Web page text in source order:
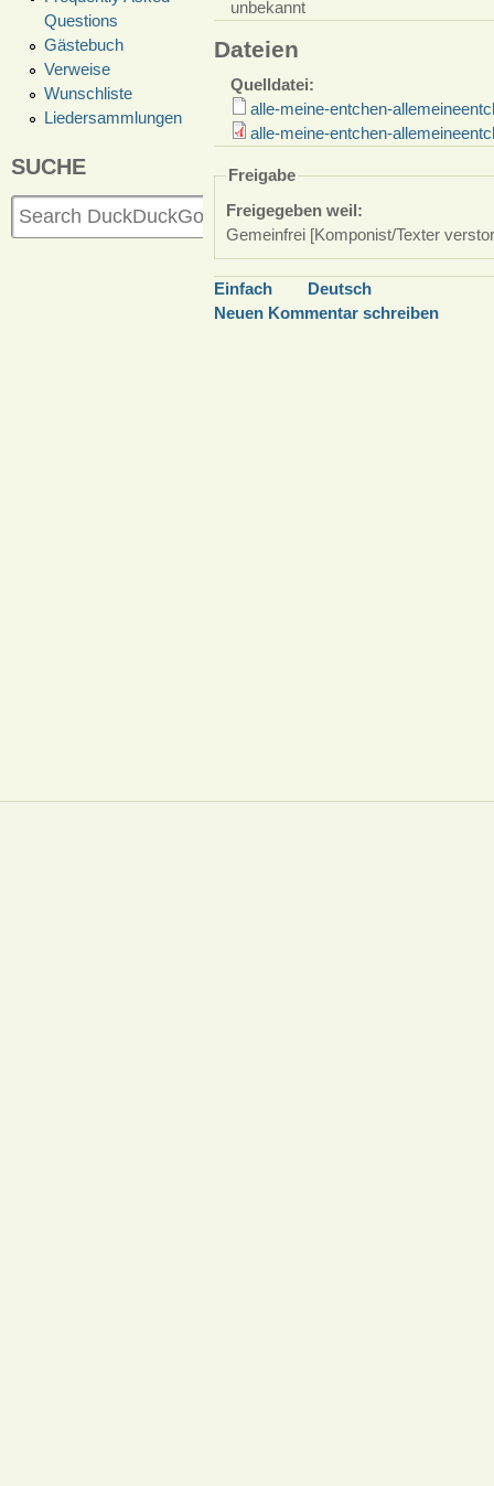
Questions
Gästebuch
Verweise
Wunschliste
Liedersammlungen
SUCHE
unbekannt
Dateien
Quelldatei:
alle-meine-entchen-
alle-meine-entchen-
Freigabe
Freigegeben weil:
Gemeinfrei [Komponist/Texter
Einfach Deutsch
Neuen Kommentar schreiben